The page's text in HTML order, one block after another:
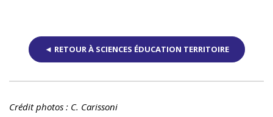
◄ RETOUR À SCIENCES ÉDUCATION TERRITOIRE
Crédit photos : C. Carissoni